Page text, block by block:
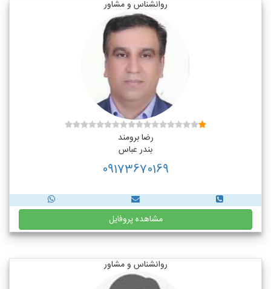
روانشناس و مشاور
رضا برومند
بندر عباس
09173670169
مشاهده پروفایل
روانشناس و مشاور